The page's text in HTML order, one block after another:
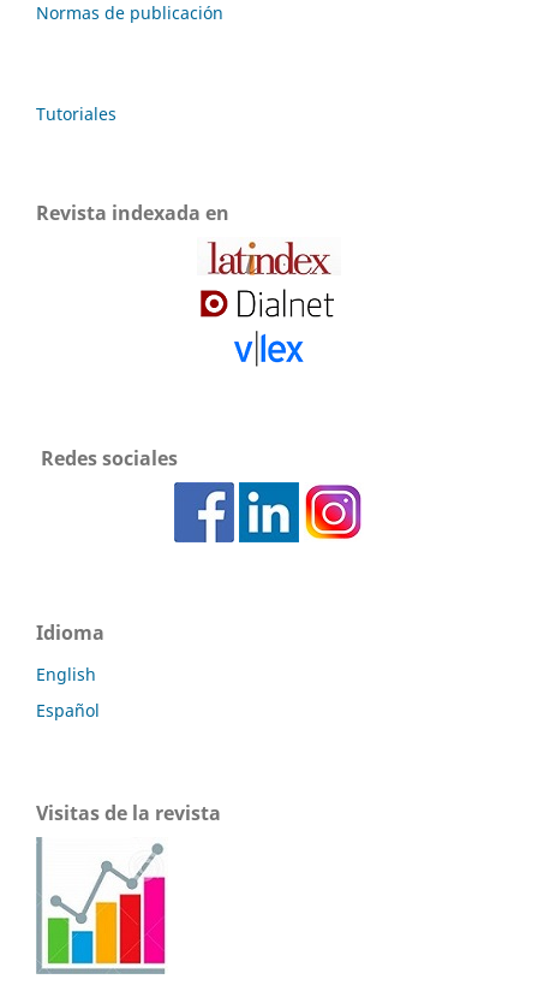
Normas de publicación
Tutoriales
Revista indexada en
Redes sociales
Idioma
English
Español
Visitas de la revista